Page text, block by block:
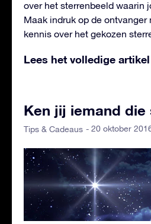
over het sterrenbeeld waarin
Maak indruk op de
kennis over het gekozen
Lees het volledige artikel
Ken jij iemand die
Tips & Cadeaus - 20 oktober